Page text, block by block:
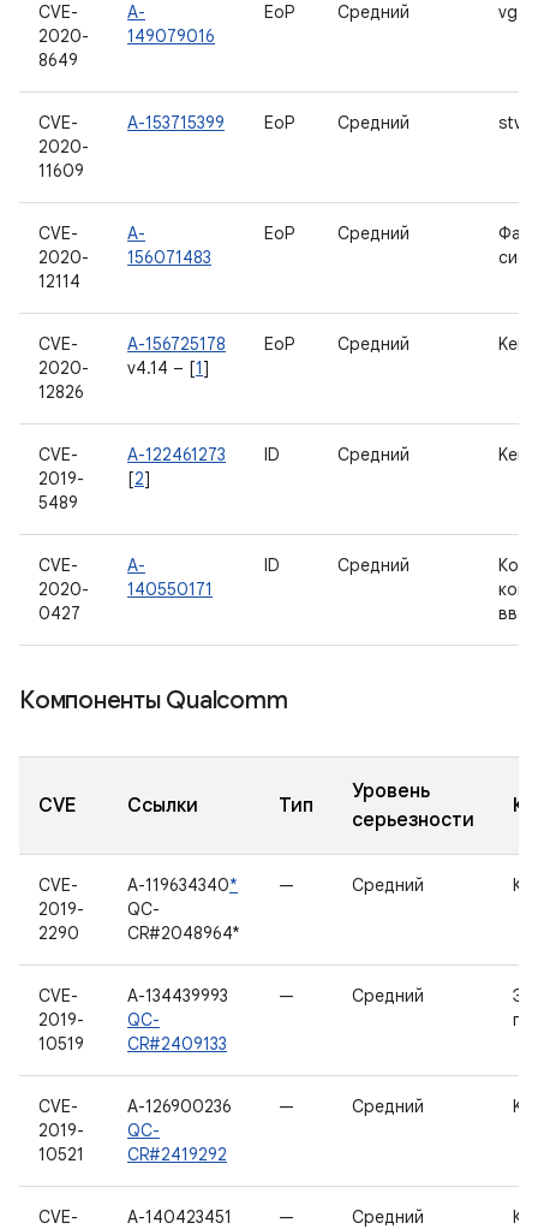
CVE-
2020-
8649
A-
149079016
EoP Средний
CVE-
2020-
11609
A-153715399 EoP Средний
CVE-
2020-
12114
A-
156071483
EoP Средний
CVE-
2020-
12826
A-156725178
v4.14 – [1]
EoP Средний
CVE-
2019-
5489
A-122461273
[2]
ID Средний
CVE-
2020-
0427
A-
140550171
ID Средний
Компоненты Qualcomm
CVE Ссылки Тип
Уровень
серьезности
CVE-
2019-
2290
A-119634340*
QC-
CR#2048964*
— Средний
CVE-
2019-
10519
A-134439993
QC-
CR#2409133
— Средний
CVE-
2019-
10521
A-126900236
QC-
CR#2419292
— Средний
CVE-
A-140423451
— Средний